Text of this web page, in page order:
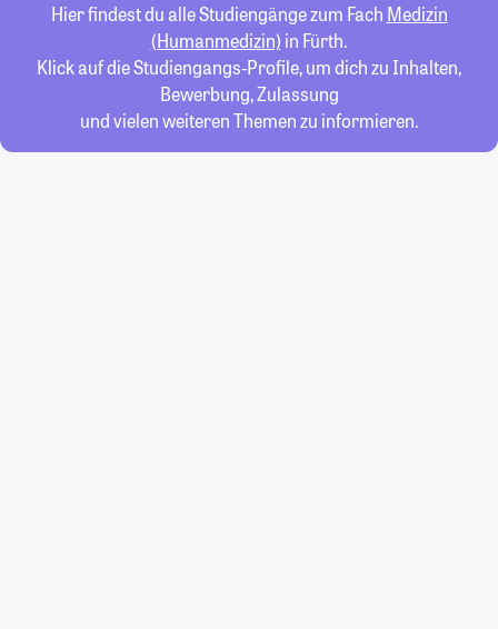
Hier findest du alle Studiengänge zum Fach Medizin
(Humanmedizin) in Fürth.
Klick auf die Studiengangs-Profile, um dich zu Inhalten,
Bewerbung, Zulassung
und vielen weiteren Themen zu informieren.